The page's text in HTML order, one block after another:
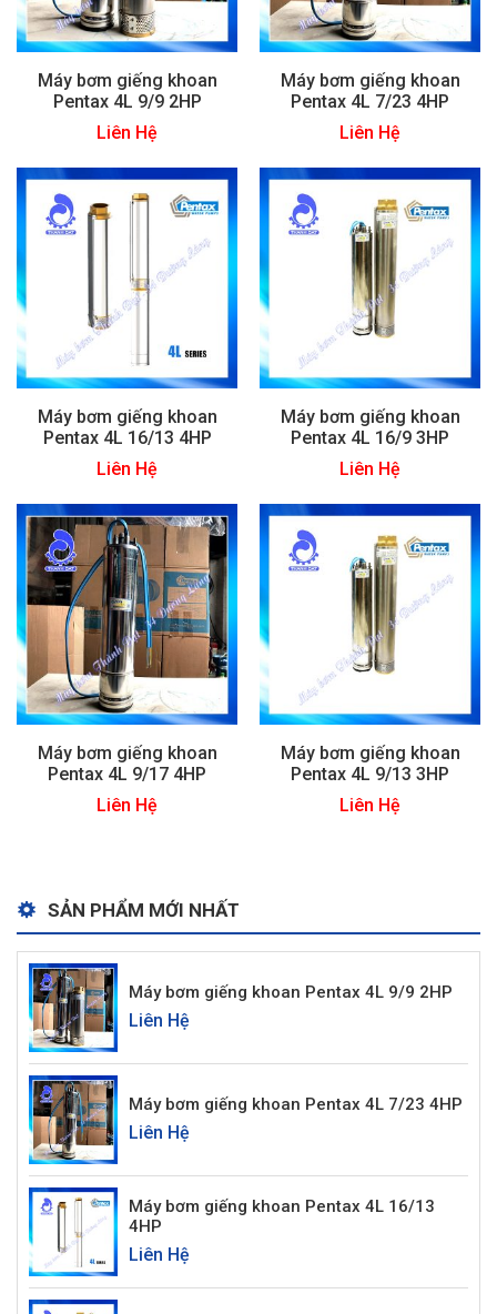
Máy bơm giếng khoan
Pentax 4L 9/9 2HP
Liên Hệ
Máy bơm giếng khoan
Pentax 4L 7/23 4HP
Liên Hệ
Máy bơm giếng khoan
Pentax 4L 16/13 4HP
Liên Hệ
Máy bơm giếng khoan
Pentax 4L 16/9 3HP
Liên Hệ
Máy bơm giếng khoan
Pentax 4L 9/17 4HP
Liên Hệ
Máy bơm giếng khoan
Pentax 4L 9/13 3HP
Liên Hệ
SẢN PHẨM MỚI NHẤT
Máy bơm giếng khoan Pentax 4L 9/9 2HP
Liên Hệ
Máy bơm giếng khoan Pentax 4L 7/23 4HP
Liên Hệ
Máy bơm giếng khoan Pentax 4L 16/13
4HP
Liên Hệ